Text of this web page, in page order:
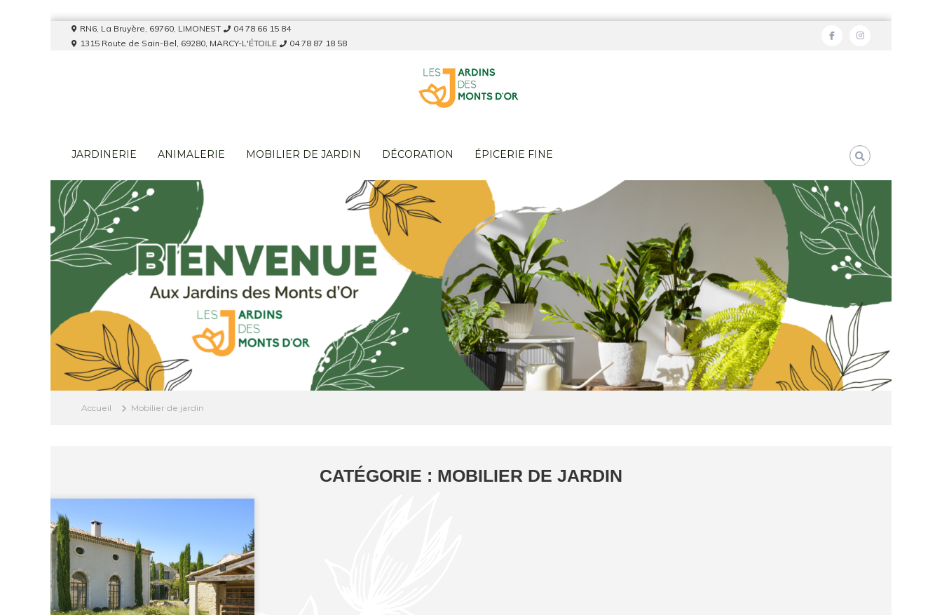
RN6, La Bruyère, 69760, LIMONEST
04 78 66 15 84
1315 Route de Sain-Bel, 69280, MARCY-L'ÉTOILE
04 78 87 18 58
JARDINERIE ANIMALERIE MOBILIER DE JARDIN DÉCORATION ÉPICERIE FINE
Accueil Mobilier de jardin
CATÉGORIE : MOBILIER DE JARDIN